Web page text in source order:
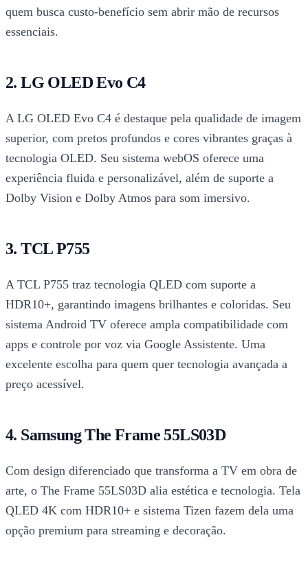
quem busca custo-benefício sem abrir mão de recursos
essenciais.
2. LG OLED Evo C4
A LG OLED Evo C4 é destaque pela qualidade de imagem
superior, com pretos profundos e cores vibrantes graças à
tecnologia OLED. Seu sistema webOS oferece uma
experiência fluida e personalizável, além de suporte a
Dolby Vision e Dolby Atmos para som imersivo.
3. TCL P755
A TCL P755 traz tecnologia QLED com suporte a
HDR10+, garantindo imagens brilhantes e coloridas. Seu
sistema Android TV oferece ampla compatibilidade com
apps e controle por voz via Google Assistente. Uma
excelente escolha para quem quer tecnologia avançada a
preço acessível.
4. Samsung The Frame 55LS03D
Com design diferenciado que transforma a TV em obra de
arte, o The Frame 55LS03D alia estética e tecnologia. Tela
QLED 4K com HDR10+ e sistema Tizen fazem dela uma
opção premium para streaming e decoração.